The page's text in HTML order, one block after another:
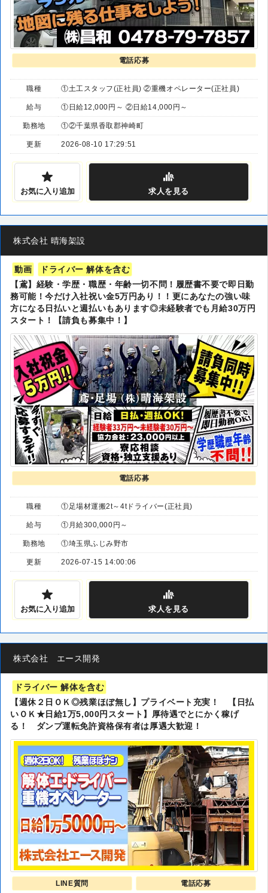
電話応募
職種 ①土工スタッフ(正社員) ②重機オペレーター(正社員)
給与 ①日給12,000円～ ②日給14,000円～
勤務地 ①②千葉県香取郡神崎町
更新 2026-08-10 17:29:51
お気に入り追加 求人を見る
株式会社 晴海架設
動画
ドライバー 解体を含む
【鳶】経験・学歴・職歴・年齢一切不問！履歴書不要で即日勤
務可能！今だけ入社祝い金5万円あり！！更にあなたの強い味
方になる日払いと週払いもあります◎未経験者でも月給30万円
スタート！【請負も募集中！】
電話応募
職種 ①足場材運搬2t～4tドライバー(正社員)
給与 ①月給300,000円～
勤務地 ①埼玉県ふじみ野市
更新 2026-07-15 14:00:06
お気に入り追加 求人 を見る
株式会社 エース開発
ドライバー 解体を含む
【週休２日ＯＫ◎残業ほぼ無し】プライベート充実！ 【日払
いＯＫ★日給1万5,000円スタート】厚待遇でとにかく稼げ
る！ ダンプ運転免許資格保有者は厚遇大歓迎！
LINE質問 電話応募